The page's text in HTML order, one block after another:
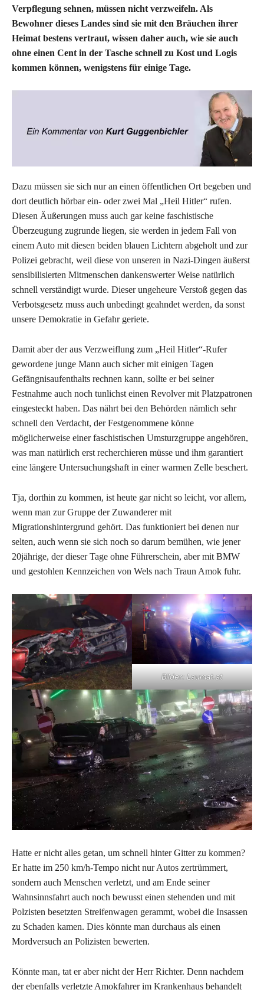
Verpflegung sehnen, müssen nicht verzweifeln. Als
Bewohner dieses Landes sind sie mit den Bräuchen ihrer
Heimat bestens vertraut, wissen daher auch, wie sie auch
ohne einen Cent in der Tasche schnell zu Kost und Logis
kommen können, wenigstens für einige Tage.
Dazu müssen sie sich nur an einen öffentlichen Ort begeben und
dort deutlich hörbar ein- oder zwei Mal „Heil Hitler“ rufen.
Diesen Äußerungen muss auch gar keine faschistische
Überzeugung zugrunde liegen, sie werden in jedem Fall von
einem Auto mit diesen beiden blauen Lichtern abgeholt und zur
Polizei gebracht, weil diese von unseren in Nazi-Dingen äußerst
sensibilisierten Mitmenschen dankenswerter Weise natürlich
schnell verständigt wurde. Dieser ungeheure Verstoß gegen das
Verbotsgesetz muss auch unbedingt geahndet werden, da sonst
unsere Demokratie in Gefahr geriete.
Damit aber der aus Verzweiflung zum „Heil Hitler“-Rufer
gewordene junge Mann auch sicher mit einigen Tagen
Gefängnisaufenthalts rechnen kann, sollte er bei seiner
Festnahme auch noch tunlichst einen Revolver mit Platzpatronen
eingesteckt haben. Das nährt bei den Behörden nämlich sehr
schnell den Verdacht, der Festgenommene könne
möglicherweise einer faschistischen Umsturzgruppe angehören,
was man natürlich erst recherchieren müsse und ihm garantiert
eine längere Untersuchungshaft in einer warmen Zelle beschert.
Tja, dorthin zu kommen, ist heute gar nicht so leicht, vor allem,
wenn man zur Gruppe der Zuwanderer mit
Migrationshintergrund gehört. Das funktioniert bei denen nur
selten, auch wenn sie sich noch so darum bemühen, wie jener
20jährige, der dieser Tage ohne Führerschein, aber mit BMW
und gestohlen Kennzeichen von Wels nach Traun Amok fuhr.
Bilder: Laumat.at
Hatte er nicht alles getan, um schnell hinter Gitter zu kommen?
Er hatte im 250 km/h-Tempo nicht nur Autos zertrümmert,
sondern auch Menschen verletzt, und am Ende seiner
Wahnsinnsfahrt auch noch bewusst einen stehenden und mit
Polzisten besetzten Streifenwagen gerammt, wobei die Insassen
zu Schaden kamen. Dies könnte man durchaus als einen
Mordversuch an Polizisten bewerten.
Könnte man, tat er aber nicht der Herr Richter. Denn nachdem
der ebenfalls verletzte Amokfahrer im Krankenhaus behandelt